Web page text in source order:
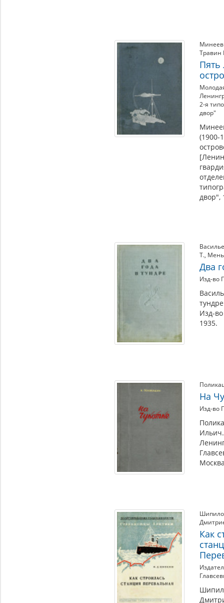
Травин
Пять
2-я
двор"
(1900-
двор",
Т.,
Два
Изд-во
Изд-
1935.
На
Изд-во
Как